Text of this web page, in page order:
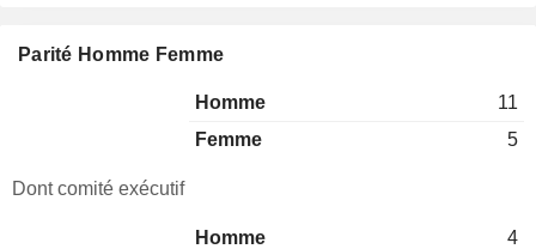
Parité Homme Femme
Homme
11
Femme
5
Dont comité exécutif
Homme
4